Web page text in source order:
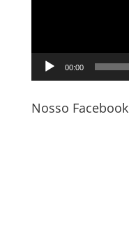
00:00
Nosso Facebook